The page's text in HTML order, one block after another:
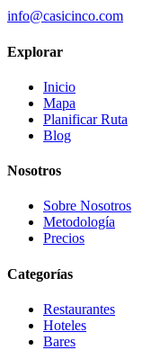
info@casicinco.com
Explorar
Inicio
Mapa
Planificar Ruta
Blog
Nosotros
Sobre Nosotros
Metodología
Precios
Categorías
Restaurantes
Hoteles
Bares